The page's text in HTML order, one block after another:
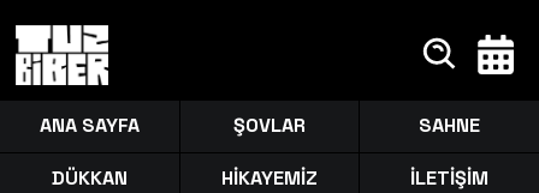
ANA SAYFA ŞOVLAR SAHNE
DÜKKAN HİKAYEMİZ İLETİŞİM